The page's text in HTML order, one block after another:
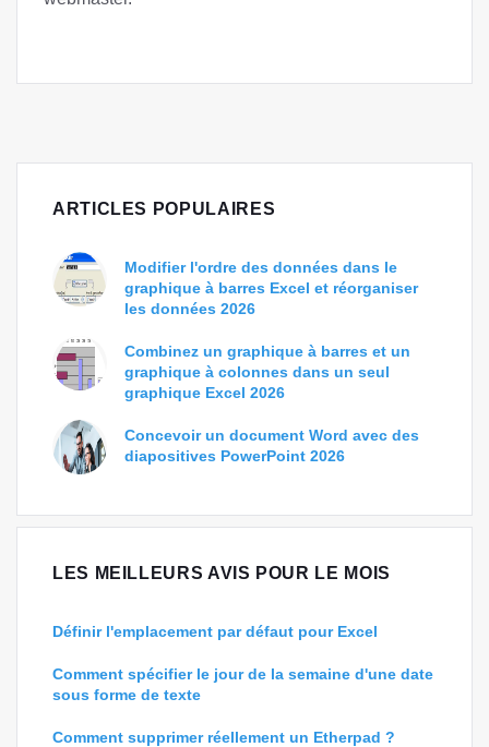
ARTICLES POPULAIRES
Modifier l'ordre des données dans le
graphique à barres Excel et réorganiser
les données 2026
Combinez un graphique à barres et un
graphique à colonnes dans un seul
graphique Excel 2026
Concevoir un document Word avec des
diapositives PowerPoint 2026
LES MEILLEURS AVIS POUR LE MOIS
Définir l'emplacement par défaut pour Excel
Comment spécifier le jour de la semaine d'une date
sous forme de texte
Comment supprimer réellement un Etherpad ?